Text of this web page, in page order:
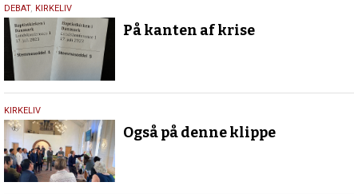
18.
juli
2023
DEBAT, KIRKELIV
På kanten af krise
21.
april
2023
KIRKELIV
Også på denne klippe